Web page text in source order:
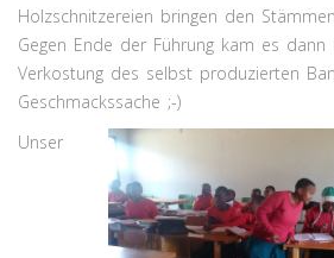
Holzschnitzereien bringen den
Gegen Ende der Führung kam es
Verkostung des selbst produzierten
Geschmackssache ;-)
Unser